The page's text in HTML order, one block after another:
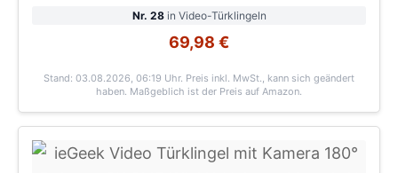
Nr. 28in Video-Türklingeln
69,98 €
Stand: 03.08.2026, 06:19 Uhr. Preis inkl. MwSt., kann sich geändert
haben. Maßgeblich ist der Preis auf Amazon.